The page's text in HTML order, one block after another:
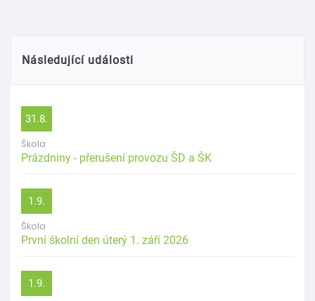
Následující události
31.8.
Škola
Prázdniny - přerušení provozu ŠD a ŠK
1.9.
Škola
První školní den úterý 1. září 2026
1.9.